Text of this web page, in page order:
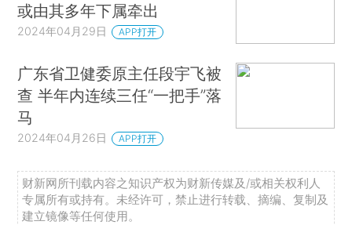
或由其多年下属牵出
2024年04月29日 APP打开
广东省卫健委原主任段宇飞被
查 半年内连续三任“一把手”落
马
2024年04月26日 APP打开
财新网所刊载内容之知识产权为财新传媒及/或相关权利人
专属所有或持有。未经许可，禁止进行转载、摘编、复制及
建立镜像等任何使用。